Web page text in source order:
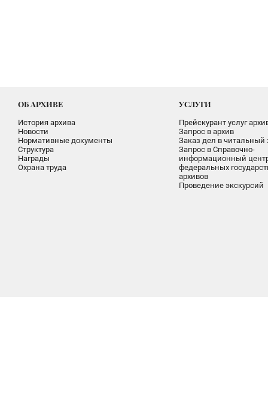
ОБ АРХИВЕ
История архива
Новости
Нормативные документы
Структура
Награды
Охрана труда
УСЛУГИ
Прейскурант услуг
Запрос в архив
Заказ дел в читальный
Запрос в Справочно-
информационный
федеральных
архивов
Проведение экскурсий